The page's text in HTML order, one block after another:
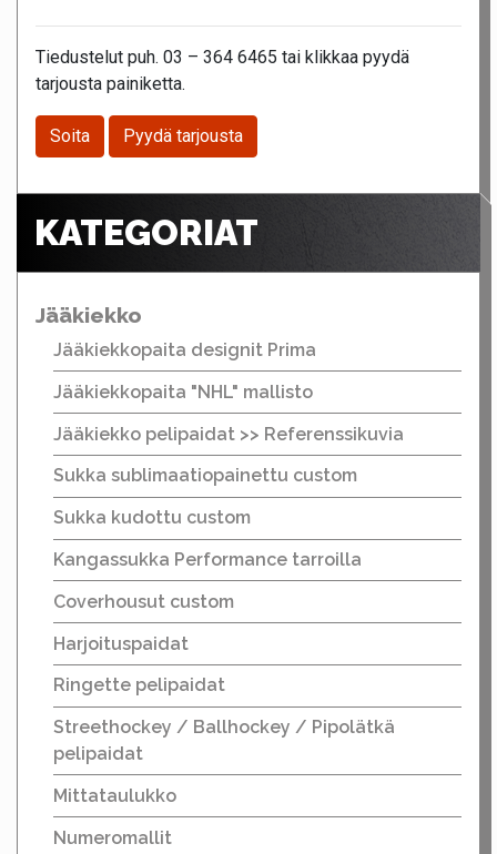
Tiedustelut puh. 03 – 364 6465 tai klikkaa pyydä
tarjousta painiketta.
Soita Pyydä tarjousta
KATEGORIAT
Jääkiekko
Jääkiekkopaita designit Prima
Jääkiekkopaita "NHL" mallisto
Jääkiekko pelipaidat >> Referenssikuvia
Sukka sublimaatiopainettu custom
Sukka kudottu custom
Kangassukka Performance tarroilla
Coverhousut custom
Harjoituspaidat
Ringette pelipaidat
Streethockey / Ballhockey / Pipolätkä
pelipaidat
Mittataulukko
Numeromallit